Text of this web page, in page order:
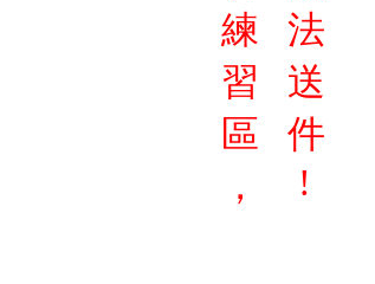
練
習
區
，
法
送
件
!